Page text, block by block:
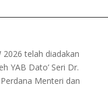
2026 telah diadakan
YAB Dato’ Seri Dr.
Menteri dan